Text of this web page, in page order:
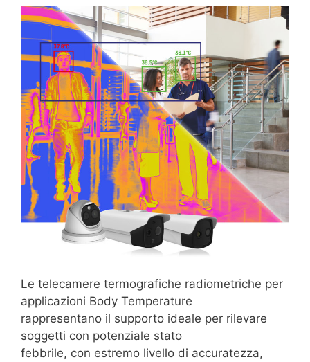
Le telecamere termografiche radiometriche per
applicazioni Body Temperature
rappresentano il supporto ideale per rilevare
soggetti con potenziale stato
febbrile, con estremo livello di accuratezza,